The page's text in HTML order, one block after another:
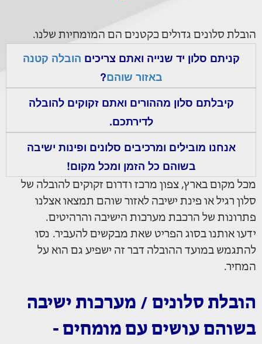
הובלת סלונים גדולים כקטנים הם המומחיות שלנו.
קניתם סלון יד שנייה ואתם צריכים הובלה קטנה
באזור שוהם?
קיבלתם סלון מההורים ואתם זקוקים להובלה
לדירתכם.
אנחנו מובילים ומרכיבים סלונים ופינות ישיבה
בשוהם כל הזמן ומכל מקום!
מכל מקום בארץ, צפון מרכז ודרום זקוקים להובלה של
סלון רגיל או פינת ישיבה לאזור שוהם תמצאו אצלנו
פתרונות של הרכבת מערכות הישיבה והרהיטים.
ידעו אותנו בסוג הפריט שאת מבקשים להעביר. נסו
להתגמש במועד ההובלה דבר זה ישפיע גם הוא על
המחיר.
הובלת סלונים / מערכות ישיבה
בשוהם עושים עם מומחים -